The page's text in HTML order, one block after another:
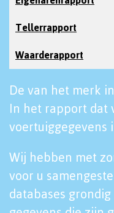
Tellerrapport
Waarderapport
De van het merk
In het rapport dat
voertuiggegevens
Wij hebben met
voor u
databases